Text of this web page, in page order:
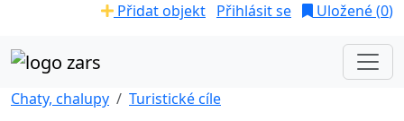
Přidat objekt Přihlásit se Uložené (0)
Chaty, chalupy
Turistické cíle